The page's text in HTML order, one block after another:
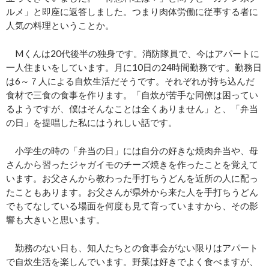
ルメ」と即座に返答しました。つまり肉体労働に従事する者に
人気の料理ということか。
Mくんは20代後半の独身です。消防隊員で、今はアパートに
一人住まいをしています。月に10日の24時間勤務です。勤務日
は6～７人による自炊生活だそうです。それぞれが持ち込んだ
食材で三食の食事を作ります。「自炊が苦手な同僚は困ってい
るようですが、僕はそんなことは全くありません」と、「弁当
の日」を提唱した私にはうれしい話です。
小学生の時の「弁当の日」には自分の好きな焼肉弁当や、母
さんから習ったジャガイモのチーズ焼きを作ったことを覚えて
います。お父さんから教わった手打ちうどんを近所の人に配っ
たこともあります。お父さんが県外から来た人を手打ちうどん
でもてなしている場面を何度も見て育っていますから、その影
響も大きいと思います。
勤務のない日も、知人たちとの食事会がない限りはアパート
で自炊生活を楽しんでいます。野菜は好きでよく食べますが、